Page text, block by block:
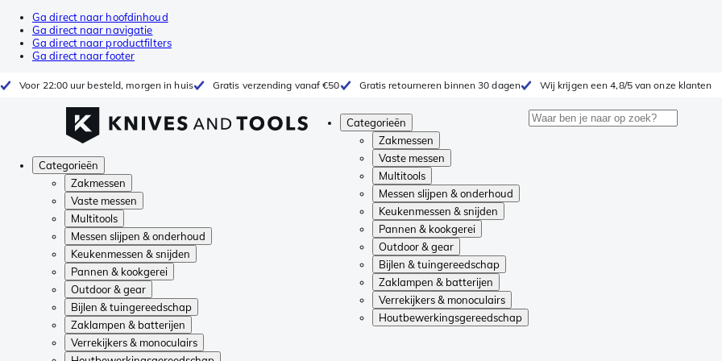
Ga direct naar hoofdinhoud
Ga direct naar navigatie
Ga direct naar productfilters
Ga direct naar footer
Voor 22:00 uur besteld, morgen in huis Gratis verzending vanaf €50 Gratis retourneren binnen 30 dagen Wij krijgen een 4,8/5 van onze klanten
Categorieën
Zakmessen
Vaste messen
Multitools
Messen slijpen & onderhoud
Keukenmessen & snijden
Pannen & kookgerei
Outdoor & gear
Bijlen & tuingereedschap
Zaklampen & batterijen
Verrekijkers & monoculairs
Houtbewerkingsgereedschap
Categorieën
Zakmessen
Vaste messen
Multitools
Messen slijpen & onderhoud
Keukenmessen & snijden
Pannen & kookgerei
Outdoor & gear
Bijlen & tuingereedschap
Zaklampen & batterijen
Verrekijkers & monoculairs